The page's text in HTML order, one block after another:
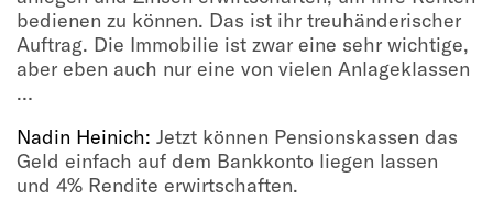
bedienen zu können. Das ist ihr treuhänderischer
Auftrag. Die Immobilie ist zwar eine sehr wichtige,
aber eben auch nur eine von vielen Anlageklassen
…
Nadin Heinich: Jetzt können Pensionskassen das
Geld einfach auf dem Bankkonto liegen lassen
und 4% Rendite erwirtschaften.